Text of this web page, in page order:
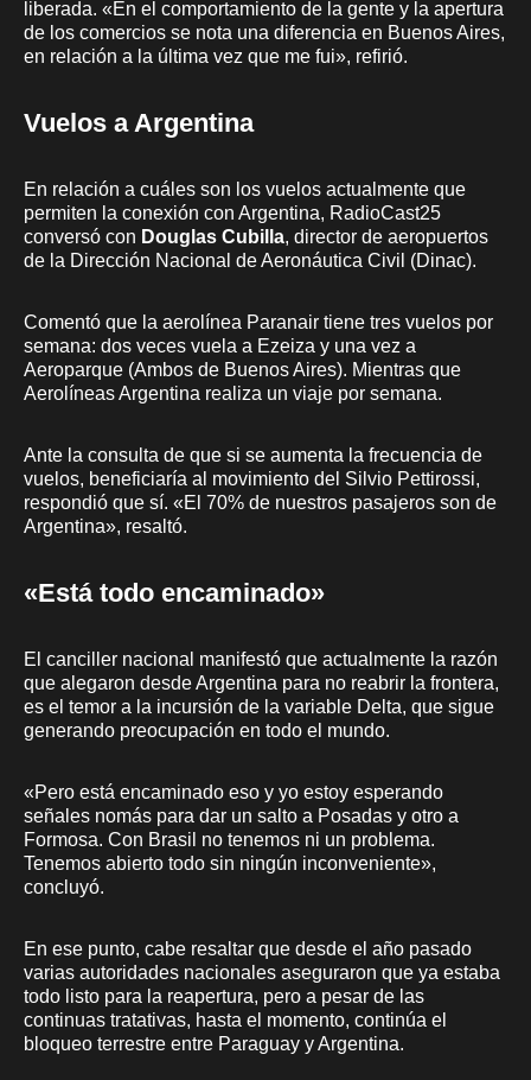
liberada. «En el comportamiento de la gente y la apertura
de los comercios se nota una diferencia en Buenos Aires,
en relación a la última vez que me fui», refirió.
Vuelos a Argentina
En relación a cuáles son los vuelos actualmente que
permiten la conexión con Argentina, RadioCast25
conversó con Douglas Cubilla, director de aeropuertos
de la Dirección Nacional de Aeronáutica Civil (Dinac).
Comentó que la aerolínea Paranair tiene tres vuelos por
semana: dos veces vuela a Ezeiza y una vez a
Aeroparque (Ambos de Buenos Aires). Mientras que
Aerolíneas Argentina realiza un viaje por semana.
Ante la consulta de que si se aumenta la frecuencia de
vuelos, beneficiaría al movimiento del Silvio Pettirossi,
respondió que sí. «El 70% de nuestros pasajeros son de
Argentina», resaltó.
«Está todo encaminado»
El canciller nacional manifestó que actualmente la razón
que alegaron desde Argentina para no reabrir la frontera,
es el temor a la incursión de la variable Delta, que sigue
generando preocupación en todo el mundo.
«Pero está encaminado eso y yo estoy esperando
señales nomás para dar un salto a Posadas y otro a
Formosa. Con Brasil no tenemos ni un problema.
Tenemos abierto todo sin ningún inconveniente»,
concluyó.
En ese punto, cabe resaltar que desde el año pasado
varias autoridades nacionales aseguraron que ya estaba
todo listo para la reapertura, pero a pesar de las
continuas tratativas, hasta el momento, continúa el
bloqueo terrestre entre Paraguay y Argentina.